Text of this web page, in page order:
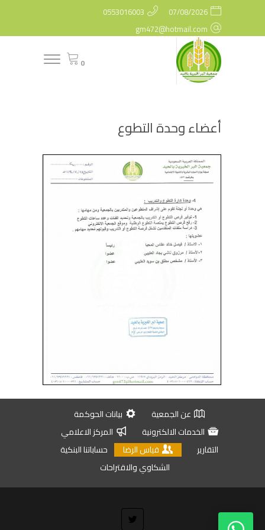
07/08/2026
0553016003
gm472@hotmail.com
0
أعضاء وحدة التطوع
عن الجمعية
بيانات الحوكمة
الخدمات الالكترونية
المركز الاعلامي
التقارير
قياس الرضا
حساباتنا البنكية
الشكاوي والاقتراحات